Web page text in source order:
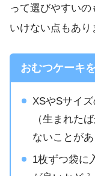
って選びやすい
いけない点もあり
おむつケーキ
XSやSサイ
（生まれた
ないことがあ
1枚ずつ袋に